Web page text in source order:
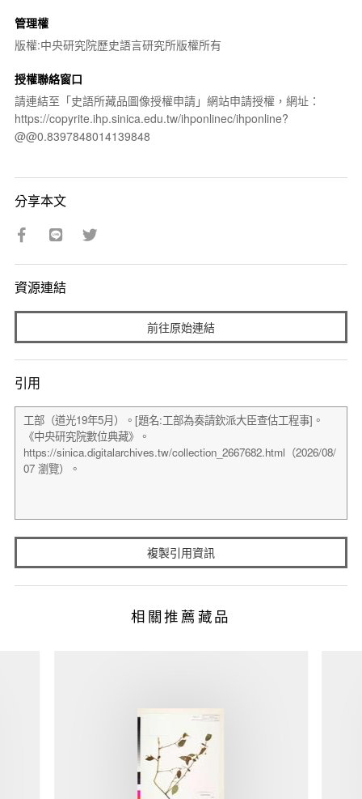
管理權
版權:中央研究院歷史語言研究所版權所有
授權聯絡窗口
請連結至「史語所藏品圖像授權申請」網站申請授權，網址：
https://copyrite.ihp.sinica.edu.tw/ihponlinec/ihponline?
@@0.8397848014139848
分享本文
資源連結
前往原始連結
引用
複製引用資訊
相關推薦藏品